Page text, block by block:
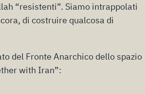
“resistenti”. Siamo intrappolati
di costruire qualcosa di
del Fronte Anarchico dello spazio
with Iran”: